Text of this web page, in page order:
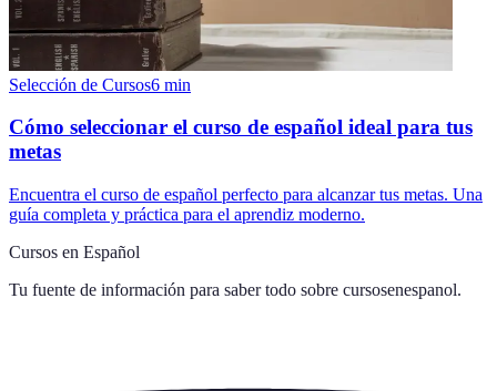
Selección de Cursos6 min
Cómo seleccionar el curso de español ideal para tus
metas
Encuentra el curso de español perfecto para alcanzar tus metas. Una
guía completa y práctica para el aprendiz moderno.
Cursos en Español
Tu fuente de información para saber todo sobre cursosenespanol.